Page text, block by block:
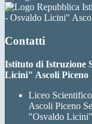
- Osvaldo Licini"
Contatti
Istituto di Istruzione
Licini" Ascoli Piceno
Liceo
Ascoli Piceno
"Osvaldo